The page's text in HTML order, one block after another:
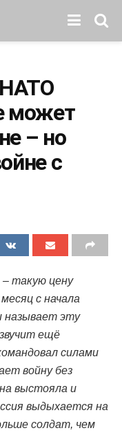
может
– но
с
– такую цену
с начала
называет эту
ещё
силами
войну без
выстояла и
выдыхается на
солдат, чем